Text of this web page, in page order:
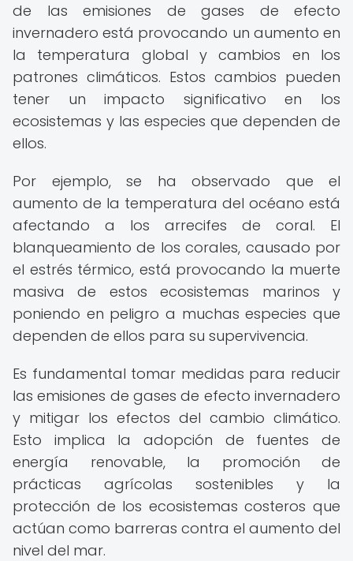
de las emisiones de gases de efecto
invernadero está provocando un aumento en
la temperatura global y cambios en los
patrones climáticos. Estos cambios pueden
tener un impacto significativo en los
ecosistemas y las especies que dependen de
ellos.
Por ejemplo, se ha observado que el
aumento de la temperatura del océano está
afectando a los arrecifes de coral. El
blanqueamiento de los corales, causado por
el estrés térmico, está provocando la muerte
masiva de estos ecosistemas marinos y
poniendo en peligro a muchas especies que
dependen de ellos para su supervivencia.
Es fundamental tomar medidas para reducir
las emisiones de gases de efecto invernadero
y mitigar los efectos del cambio climático.
Esto implica la adopción de fuentes de
energía renovable, la promoción de
prácticas agrícolas sostenibles y la
protección de los ecosistemas costeros que
actúan como barreras contra el aumento del
nivel del mar.